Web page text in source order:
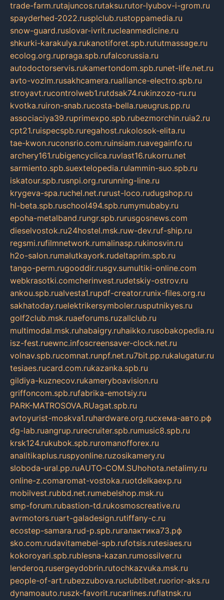
trade-farm.rutajuncos.rutaksu.rutor-lyubov-i-grom.ru
spayderhed-2022.rusplclub.rustoppamedia.ru
snow-guard.ruslovar-ivrit.rucleanmedicine.ru
shkurki-karakulya.rukanotiforet.spb.rututmassage.ru
ecolog.org.rupraga.spb.rufalcorussia.ru
autodoctorservis.rukamertondom.spb.runet-life.net.ru
avto-vozim.rusakhcamera.rualliance-electro.spb.ru
stroyavt.rucontrolweb1.rutdsak74.rukinzozo-ru.ru
kvotka.ruiron-snab.rucosta-bella.rueugrus.pp.ru
associaciya39.ruprimexpo.spb.rubezmorchin.ruia2.ru
cpt21.ruispecspb.ruregahost.rukolosok-elita.ru
tae-kwon.ruconsrio.com.ruinsiam.ruavegainfo.ru
archery161.rubigencyclica.ruvlast16.rukorru.net
sarmiento.spb.suextelopedia.rulammin-suo.spb.ru
iskatour.spb.rusnpi.org.rurunning-line.ru
krygeva-spa.ruchel.net.rurust-loco.rudugshop.ru
hl-beta.spb.ruschool494.spb.rumymubaby.ru
epoha-metalband.rungr.spb.rurusgosnews.com
dieselvostok.ru24hostel.msk.ruw-dev.ruf-ship.ru
regsmi.rufilmnetwork.rumalinasp.rukinosvin.ru
h2o-salon.rumalutkayork.rudeltaprim.spb.ru
tango-perm.rugooddir.rusgv.sumultiki-online.com
webkrasotki.comcherinvest.rudetskiy-ostrov.ru
ankou.spb.rualvesta1.rupdf-creator.runix-files.org.ru
sakhatoday.ruelektrikersymboler.rusputnikyes.ru
golf2club.msk.ruaeforums.ruzallclub.ru
multimodal.msk.ruhabaigry.ruhaikko.rusobakopedia.ru
isz-fest.ruewnc.infoscreensaver-clock.net.ru
volnav.spb.rucomnat.runpf.net.ru7bit.pp.rukalugatur.ru
tesiaes.rucard.com.rukazanka.spb.ru
gildiya-kuznecov.rukameryboavision.ru
griffoncom.spb.rufabrika-emotsiy.ru
PARK-MATROSOVA.RUagat.spb.ru
avtoyurist-moskva1.ruhardware.org.ruсхема-авто.рф
dg-lab.ruangrup.rurecruiter.spb.rumusic8.spb.ru
krsk124.rukubok.spb.ruromanofforex.ru
analitikaplus.ruspyonline.ruzosikamery.ru
sloboda-ural.pp.ruAUTO-COM.SUhohota.netalimy.ru
online-z.comaromat-vostoka.ruotdelkaexp.ru
mobilvest.rubbd.net.rumebelshop.msk.ru
smp-forum.rubastion-td.rukosmoscreative.ru
avrmotors.ruart-galadesign.rutiffany-c.ru
ecostep-samara.rud-p.spb.ruгалактика73.рф
sko.com.rudavitamebel-spb.rufotsis.rutesiaes.ru
kokoroyari.spb.rublesna-kazan.rumossilver.ru
lenderoq.rusergeydobrin.rutochkazvuka.msk.ru
people-of-art.rubezzubova.ruclubtibet.ruorior-aks.ru
dynamoauto.ruszk-favorit.rucarlines.ruflatnsk.ru